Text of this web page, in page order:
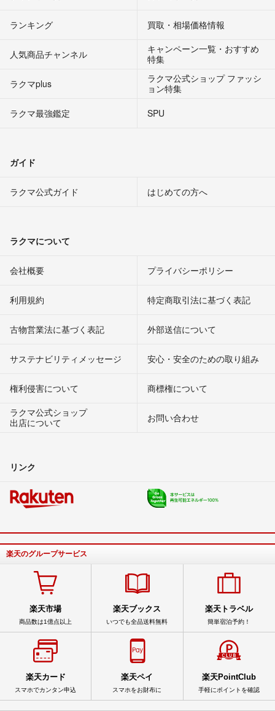
ランキング 買取・相場価格情報
人気商品チャンネル
キャンペーン一覧・おすすめ
特集
ラクマplus
ラクマ公式ショップ ファッシ
ョン特集
ラクマ最強鑑定
SPU
ガイド
ラクマ公式ガイド はじめての方へ
ラクマについて
会社概要 プライバシーポリシー
利用規約 特定商取引法に基づく表記
古物営業法に基づく表記 外部送信について
サステナビリティメッセージ 安心・安全のための取り組み
権利侵害について
商標権について
ラクマ公式ショップ
出店について
お問い合わせ
リンク
楽天のグループサービス
楽天市場
商品数は1億点以上
楽天ブックス
いつでも全品送料無料
楽天トラベル
簡単宿泊予約！
楽天カード
スマホでカンタン申込
楽天ペイ
スマホをお財布に
楽天PointClub
手軽にポイントを確認